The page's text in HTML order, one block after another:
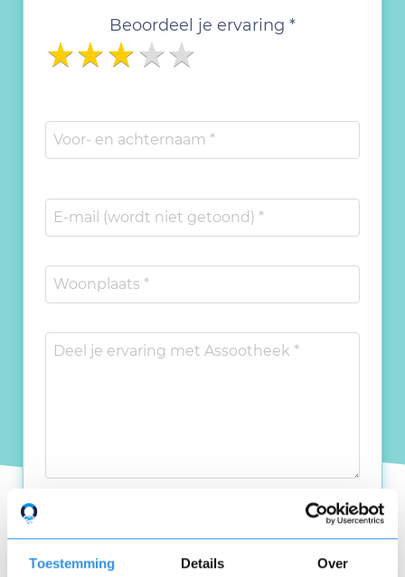
Toestemming Details Over
Beoordeel je ervaring *